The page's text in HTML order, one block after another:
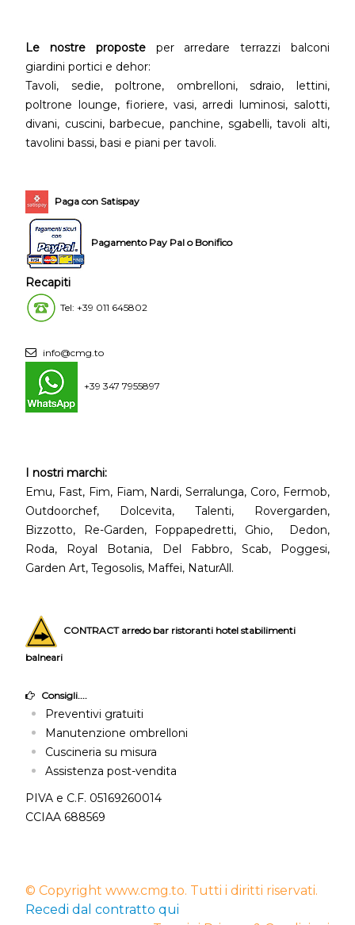
Le nostre proposteper arredare terrazzi balconi
giardini portici e dehor:
Tavoli, sedie, poltrone, ombrelloni, sdraio, lettini,
poltrone lounge, fioriere, vasi, arredi luminosi, salotti,
divani, cuscini, barbecue, panchine, sgabelli, tavoli alti,
tavolini bassi, basi e piani per tavoli.
Paga con Satispay
Pagamento Pay Pal o Bonifico
Recapiti
Tel: +39 011 645802
info@cmg.to
+39 347 7955897
I nostri marchi:
Emu, Fast, Fim, Fiam, Nardi, Serralunga, Coro, Fermob,
Outdoorchef, Dolcevita, Talenti, Rovergarden,
Bizzotto, Re-Garden, Foppapedretti, Ghio, Dedon,
Roda, Royal Botania, Del Fabbro, Scab, Poggesi,
Garden Art, Tegosolis, Maffei, NaturAll.
CONTRACT arredo bar ristoranti hotel stabilimenti
balneari
Consigli....
Preventivi gratuiti
Manutenzione ombrelloni
Cuscineria su misura
Assistenza post-vendita
PIVA e C.F. 05169260014
CCIAA 688569
© Copyright www.cmg.to. Tutti i diritti riservati.
Recedi dal contratto qui